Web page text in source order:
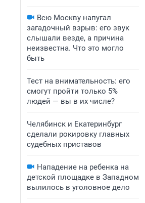
Всю Москву напугал
загадочный взрыв: его звук
слышали везде, а причина
неизвестна. Что это могло
быть
Тест на внимательность: его
смогут пройти только 5%
людей — вы в их числе?
Челябинск и Екатеринбург
сделали рокировку главных
судебных приставов
Нападение на ребенка на
детской площадке в Западном
вылилось в уголовное дело